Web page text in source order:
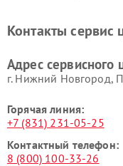
Контакты сервис
Адрес сервисного
г. Нижний Новгород,
Горячая линия:
+7 (831) 231-05-25
Контактный телефон:
8 (800) 100-33-26